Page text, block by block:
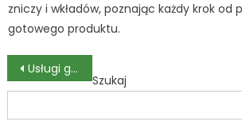
zniczy i wkładów, poznając każdy krok od
gotowego produktu.
Nawigacja
wpisu
Usługi geodezyjne i rola geodety – Trochę historii i przyszłości
Szukaj